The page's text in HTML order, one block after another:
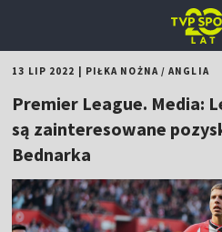
13 LIP 2022 PIŁKA NOŻNA/ANGLIA
Premier League. Media:
są zainteresowane
Bednarka